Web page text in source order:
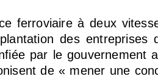
ferroviaire à deux
des entreprises
par le gouvernement
de « mener une